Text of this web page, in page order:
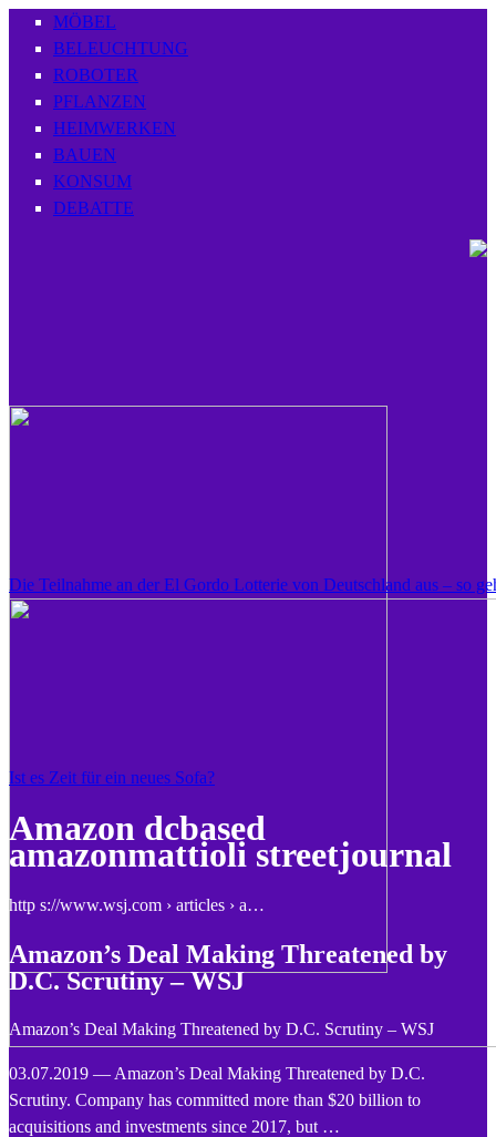
MÖBEL
BELEUCHTUNG
ROBOTER
PFLANZEN
HEIMWERKEN
BAUEN
KONSUM
DEBATTE
Die Teilnahme an der El Gordo Lotterie von Deutschland aus – so
Ist es Zeit für ein neues Sofa?
Amazon dcbased
amazonmattioli streetjournal
http s://www.wsj.com › articles › a…
Amazon’s Deal Making Threatened by
D.C. Scrutiny – WSJ
Amazon’s Deal Making Threatened by D.C. Scrutiny – WSJ
03.07.2019 — Amazon’s Deal Making Threatened by D.C.
Scrutiny. Company has committed more than $20 billion to
acquisitions and investments since 2017, but …